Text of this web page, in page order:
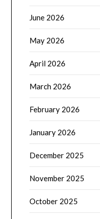
June 2026
May 2026
April 2026
March 2026
February 2026
January 2026
December 2025
November 2025
October 2025